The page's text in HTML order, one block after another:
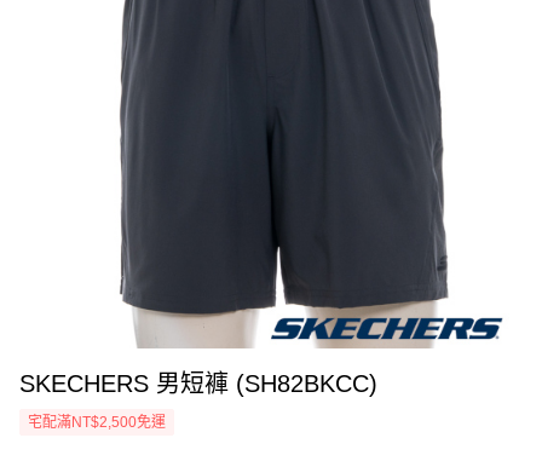
SKECHERS 男短褲 (SH82BKCC)
宅配滿NT$2,500免運